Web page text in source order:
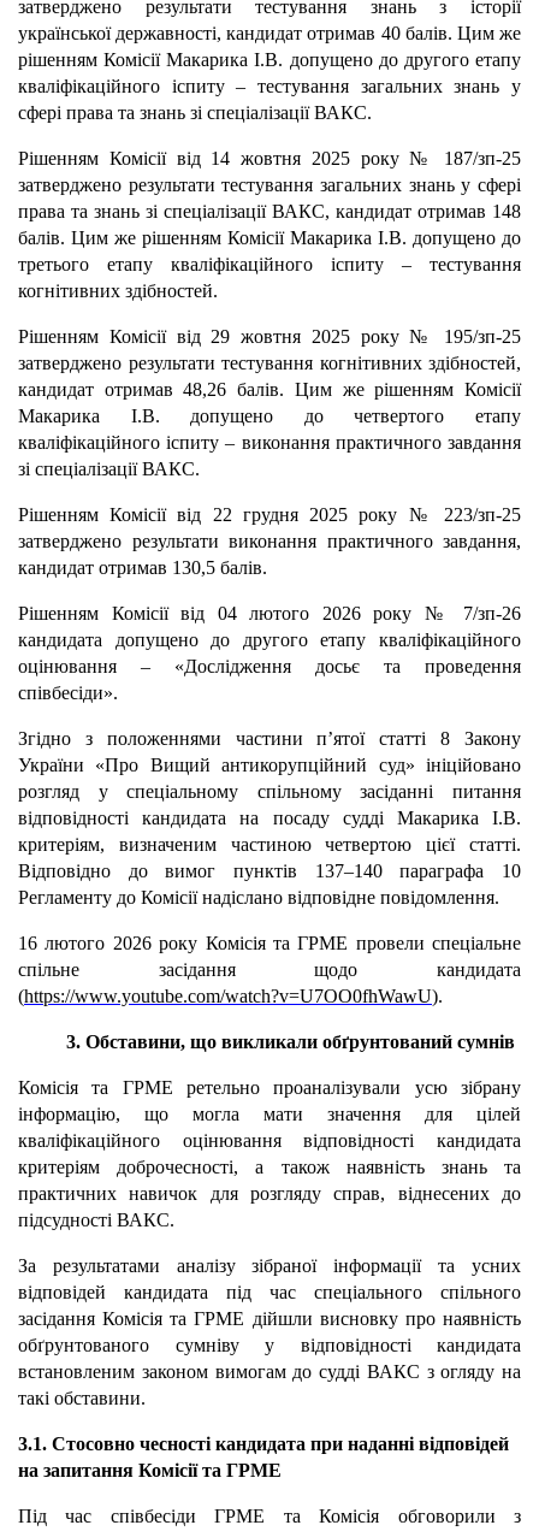
затверджено результати тестування знань з історії
української державності, кандидат отримав 40 балів. Цим же
рішенням Комісії Макарика І.В. допущено до другого етапу
кваліфікаційного іспиту – тестування загальних знань у
сфері права та знань зі спеціалізації ВАКС.
Рішенням Комісії від 14 жовтня 2025 року № 187/зп-25
затверджено результати тестування загальних знань у сфері
права та знань зі спеціалізації ВАКС, кандидат отримав 148
балів. Цим же рішенням Комісії Макарика І.В. допущено до
третього етапу кваліфікаційного іспиту – тестування
когнітивних здібностей.
Рішенням Комісії від 29 жовтня 2025 року № 195/зп-25
затверджено результати тестування когнітивних здібностей,
кандидат отримав 48,26 балів. Цим же рішенням Комісії
Макарика І.В. допущено до четвертого етапу
кваліфікаційного іспиту – виконання практичного завдання
зі спеціалізації ВАКС.
Рішенням Комісії від 22 грудня 2025 року № 223/зп-25
затверджено результати виконання практичного завдання,
кандидат отримав 130,5 балів.
Рішенням Комісії від 04 лютого 2026 року № 7/зп-26
кандидата допущено до другого етапу кваліфікаційного
оцінювання – «Дослідження досьє та проведення
співбесіди».
Згідно з положеннями частини п’ятої статті 8 Закону
України «Про Вищий антикорупційний суд» ініційовано
розгляд у спеціальному спільному засіданні питання
відповідності кандидата на посаду судді Макарика І.В.
критеріям, визначеним частиною четвертою цієї статті.
Відповідно до вимог пунктів 137–140 параграфа 10
Регламенту до Комісії надіслано відповідне повідомлення.
16 лютого 2026 року Комісія та ГРМЕ провели спеціальне
спільне засідання щодо кандидата
(https://www.youtube.com/watch?v=U7OO0fhWawU).
3. Обставини, що викликали обґрунтований сумнів
Комісія та ГРМЕ ретельно проаналізували усю зібрану
інформацію, що могла мати значення для цілей
кваліфікаційного оцінювання відповідності кандидата
критеріям доброчесності, а також наявність знань та
практичних навичок для розгляду справ, віднесених до
підсудності ВАКС.
За результатами аналізу зібраної інформації та усних
відповідей кандидата під час спеціального спільного
засідання Комісія та ГРМЕ дійшли висновку про наявність
обґрунтованого сумніву у відповідності кандидата
встановленим законом вимогам до судді ВАКС з огляду на
такі обставини.
3.1. Стосовно чесності кандидата при наданні відповідей
на запитання Комісії та ГРМЕ
Під час співбесіди ГРМЕ та Комісія обговорили з